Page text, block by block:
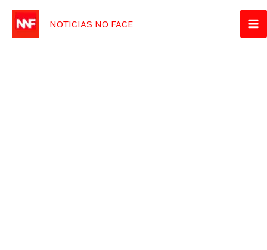
para
NOTICIAS NO FACE